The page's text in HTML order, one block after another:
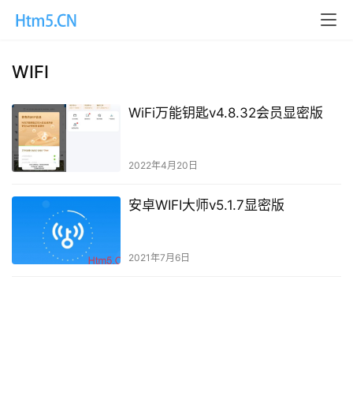
WIFI
WiFi万能钥匙v4.8.32会员显密版
2022年4月20日
安卓WIFI大师v5.1.7显密版
2021年7月6日